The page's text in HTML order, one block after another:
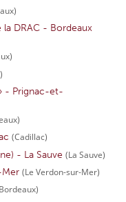
DRAC - Bordeaux
- Prignac-et-
(Cadillac)
- La Sauve (La Sauve)
(Le Verdon-sur-Mer)